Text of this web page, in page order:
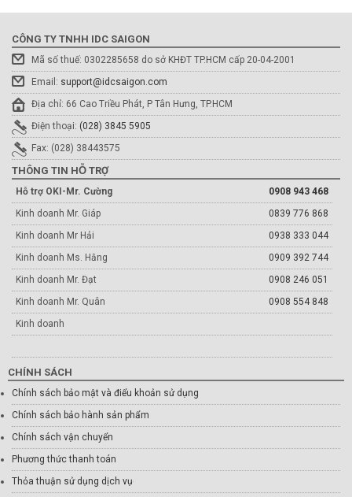
CÔNG TY TNHH IDC SAIGON
Mã số thuế: 0302285658 do sở KHĐT TP.HCM cấp 20-04-2001
Email: support@idcsaigon.com
Địa chỉ: 66 Cao Triều Phát, P Tân Hưng, TP.HCM
Điện thoại: (028) 3845 5905
Fax: (028) 38443575
THÔNG TIN HỖ TRỢ
Hỗ trợ OKI-Mr. Cường
0908 943 468
Kinh doanh Mr. Giáp
0839 776 868
Kinh doanh Mr Hải
0938 333 044
Kinh doanh Ms. Hằng
0909 392 744
Kinh doanh Mr. Đạt
0908 246 051
Kinh doanh Mr. Quân
0908 554 848
Kinh doanh
CHÍNH SÁCH
Chính sách bảo mật và điểu khoản sử dụng
Chính sách bảo hành sản phẩm
Chính sách vận chuyển
Phương thức thanh toán
Thỏa thuận sử dụng dịch vụ